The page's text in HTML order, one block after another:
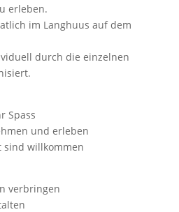
erleben.
im Langhuus auf dem
durch die einzelnen
Spass
und erleben
sind willkommen
verbringen